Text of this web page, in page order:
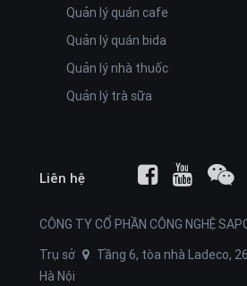
bị
Quản lý quán cafe
Quản lý quán bida
Quản lý nhà thuốc
Quản lý trà sữa
Liên hệ
CÔNG TY CỔ PHẦN CÔNG NGHỆ
Trụ sở
Tầng 6, tòa nhà Ladeco,
Hà Nội